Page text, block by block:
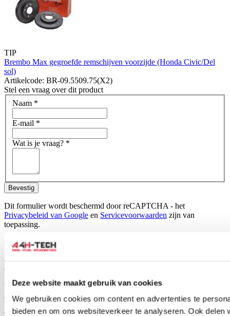
Deze website maakt gebruik van cookies
We gebruiken cookies om content en advertenties te
bieden en om ons websiteverkeer te analyseren. Ook
TIP
Brembo Max gegroefde remschijven voorzijde (Honda Civic/Del
sol)
Artikelcode: BR-09.5509.75(X2)
Stel een vraag over dit product
Naam *
E-mail *
Wat is je vraag? *
Bevestig
Dit formulier wordt beschermd door reCAPTCHA - het
Privacybeleid van Google en Servicevoorwaarden zijn van
toepassing.
Schrijf je eigen review
Alleen geregistreerde gebruikers kunnen reviews schrijven.
ofmaak een account aan.
Omschrijving
Wilwood’s new DynaPro Honda/Acura Caliper (DPHA) for Honda
and Acura models originally equipped with 262mm diameter rotors.